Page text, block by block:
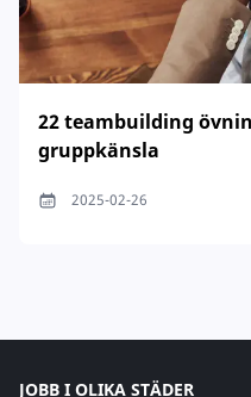
22 teambuilding
gruppkänsla
2025-02-26
JOBB I OLIKA STÄDER